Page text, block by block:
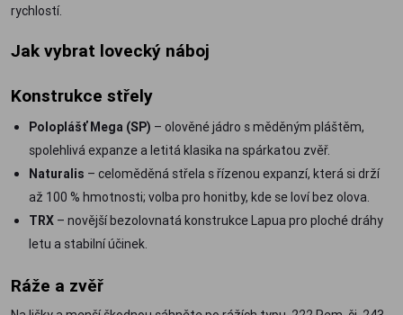
rychlostí.
Jak vybrat lovecký náboj
Konstrukce střely
Poloplášť Mega (SP) – olověné jádro s měděným pláštěm,
spolehlivá expanze a letitá klasika na spárkatou zvěř.
Naturalis – celoměděná střela s řízenou expanzí, která si drží
až 100 % hmotnosti; volba pro honitby, kde se loví bez olova.
TRX – novější bezolovnatá konstrukce Lapua pro ploché dráhy
letu a stabilní účinek.
Ráže a zvěř